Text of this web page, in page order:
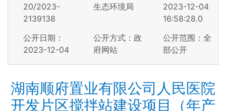
20/2023-
2139138
生态环境局
2023-12-04
16:58:28.0
公开日期：
2023-12-04
公开方式：政
府网站
公开范围：全
部公开
湖南顺府置业有限公司人民医院
开发片区搅拌站建设项目（年产